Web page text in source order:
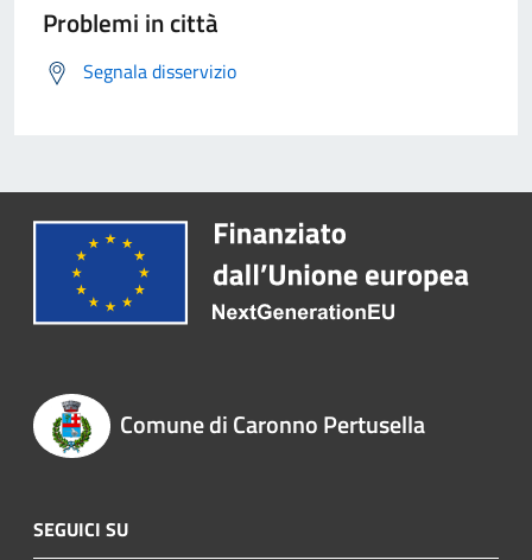
Problemi in città
Segnala disservizio
Comune di Caronno Pertusella
SEGUICI SU